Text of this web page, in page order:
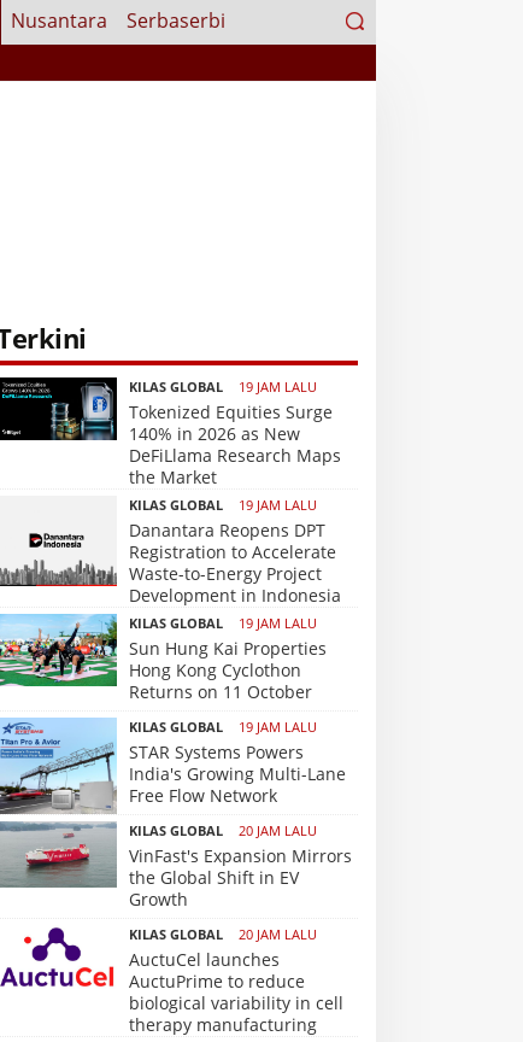
Nusantara Serbaserbi
Search
for:
KILAS GLOBAL 19 JAM LALU
Tokenized Equities Surge
140% in 2026 as New
DeFiLlama Research Maps
the Market
KILAS GLOBAL 19 JAM LALU
Danantara Reopens DPT
Registration to Accelerate
Waste-to-Energy Project
Development in Indonesia
KILAS GLOBAL 19 JAM LALU
Sun Hung Kai Properties
Hong Kong Cyclothon
Returns on 11 October
KILAS GLOBAL 19 JAM LALU
STAR Systems Powers
India's Growing Multi-Lane
Free Flow Network
KILAS GLOBAL 20 JAM LALU
VinFast's Expansion Mirrors
the Global Shift in EV
Growth
KILAS GLOBAL 20 JAM LALU
AuctuCel launches
AuctuPrime to reduce
biological variability in cell
therapy manufacturing